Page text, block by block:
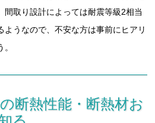
間取り設計によっては耐震等級2相当
ようなので、不安な方は事前にヒアリ
断熱性能・断熱材お